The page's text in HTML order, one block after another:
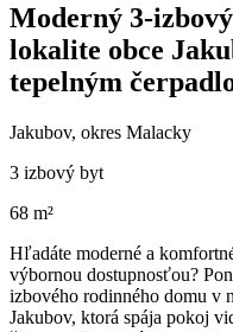
Moderný 3-
lokalite obce
tepelným
Jakubov, okres Malacky
3 izbový byt
68 m²
Hľadáte moderné a
výbornou dostupnosťou?
izbového rodinného domu v
Jakubov, ktorá spája pokoj